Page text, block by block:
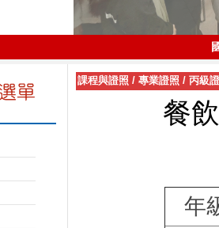
課程與證照 / 專業證照 / 丙級
餐
年